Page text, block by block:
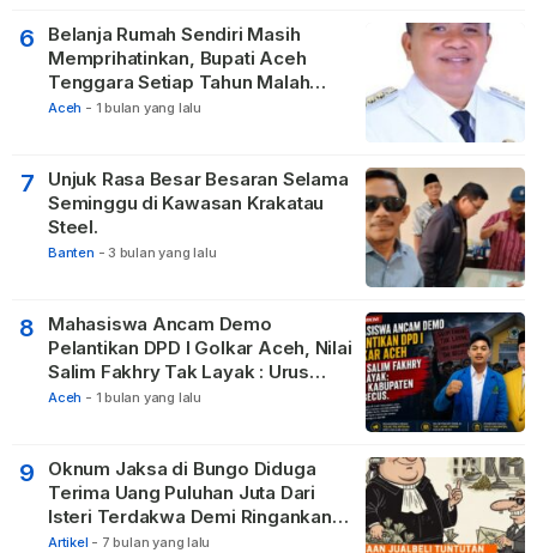
6
Belanja Rumah Sendiri Masih
Memprihatinkan, Bupati Aceh
Tenggara Setiap Tahun Malah
Membangun Pasilitas Rumah
Aceh - 1 bulan yang lalu
7
Unjuk Rasa Besar Besaran Selama
Seminggu di Kawasan Krakatau
Steel.
Banten - 3 bulan yang lalu
8
Mahasiswa Ancam Demo
Pelantikan DPD I Golkar Aceh, Nilai
Salim Fakhry Tak Layak : Urus
Kabupaten Tak Becus.
Aceh - 1 bulan yang lalu
9
Oknum Jaksa di Bungo Diduga
Terima Uang Puluhan Juta Dari
Isteri Terdakwa Demi Ringankan
Hukuman
Artikel - 7 bulan yang lalu